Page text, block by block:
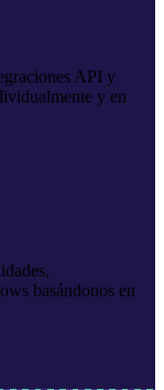
API y
y en
basándonos en